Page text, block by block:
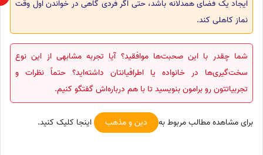
ایجاد یک فضای همدلانه باشد، حتی اگر فردی گاهی در خواندن اول وقت
نماز کاهلی کند.
شما چقدر با این صحبت‌ها موافقید؟ آیا تجربه مشابهی از این نوع
سخت‌گیری‌ها در خانواده یا اطرافیانتان داشته‌اید؟ حتماً نظرات و
تجربیاتتون رو برامون بنویسید تا با هم درباره‌اش گفتگو کنیم.
برای مشاهده مطالب مربوط به دین و مذهب اینجا کلیک کنید.